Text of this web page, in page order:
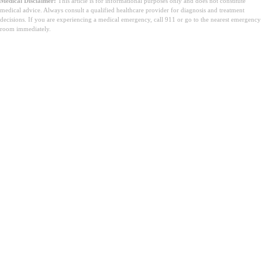
medical advice. Always consult a qualified healthcare provider for diagnosis and treatment
decisions. If you are experiencing a medical emergency, call 911 or go to the nearest emergency
room immediately.